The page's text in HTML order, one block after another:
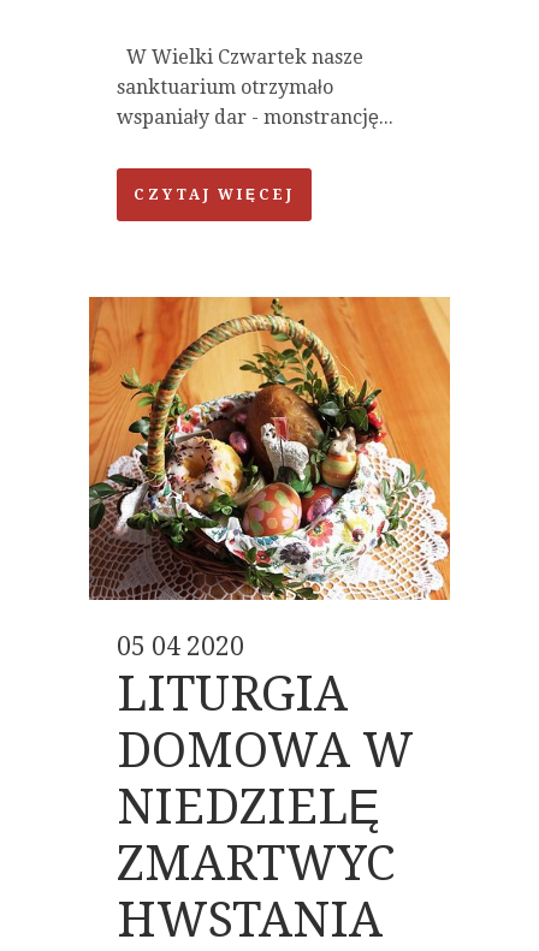
W Wielki Czwartek nasze
sanktuarium otrzymało
wspaniały dar - monstrancję...
CZYTAJ WIĘCEJ
05 04 2020
LITURGIA
DOMOWA W
NIEDZIELĘ
ZMARTWYC
HWSTANIA